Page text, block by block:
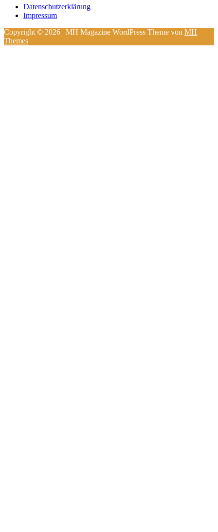
Datenschutzerklärung
Impressum
Copyright © 2026 | MH Magazine WordPress Theme von MH
Themes